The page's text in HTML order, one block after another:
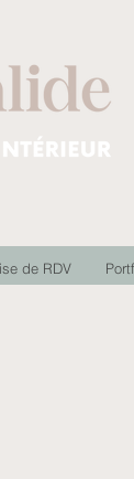
de RDV